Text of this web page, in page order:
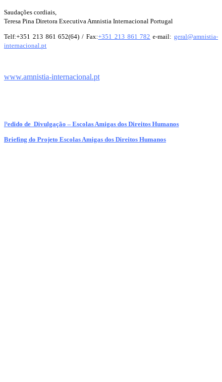
Saudações cordiais,
Teresa Pina Diretora Executiva Amnistia Internacional Portugal
Telf:+351 213 861 652(64) / Fax:+351 213 861 782 e-mail:geral@amnistia-
internacional.pt
www.amnistia-internacional.pt
Pedido de Divulgação – Escolas Amigas dos Direitos Humanos
Briefing do Projeto Escolas Amigas dos Direitos Humanos